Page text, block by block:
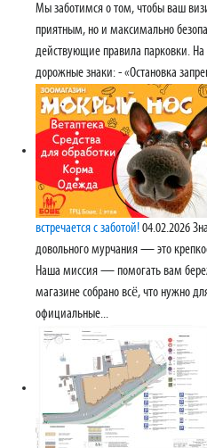
Мы заботимся о том, чтобы ваш
приятным, но и максимально
действующие правила парковки. На
дорожные знаки: - «Остановка
встречается с заботой!04.02.2026
довольного мурчания — это
Наша миссия — помогать вам
магазине собрано всё, что нужно
официальные...